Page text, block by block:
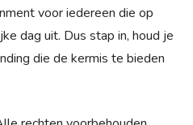
voor iedereen die op
dag uit. Dus stap in, houd je
die de kermis te bieden